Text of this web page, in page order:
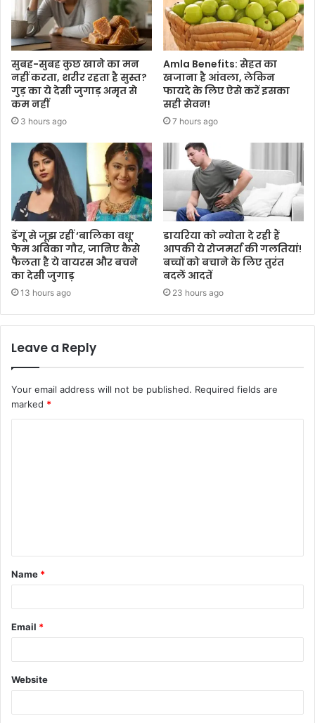
सुबह-सुबह कुछ खाने का मन
नहीं करता, शरीर रहता है सुस्त?
गुड़ का ये देसी जुगाड़ अमृत से
कम नहीं
3 hours ago
Amla Benefits: सेहत का
खजाना है आंवला, लेकिन
फायदे के लिए ऐसे करें इसका
सही सेवन!
7 hours ago
डेंगू से जूझ रहीं ‘बालिका वधू’
फेम अविका गौर, जानिए कैसे
फैलता है ये वायरस और बचने
का देसी जुगाड़
13 hours ago
डायरिया को न्योता दे रही हैं
आपकी ये रोजमर्रा की गलतियां!
बच्चों को बचाने के लिए तुरंत
बदलें आदतें
23 hours ago
Leave a Reply
Your email address will not be published. Required fields are
marked *
Name *
Email *
Website